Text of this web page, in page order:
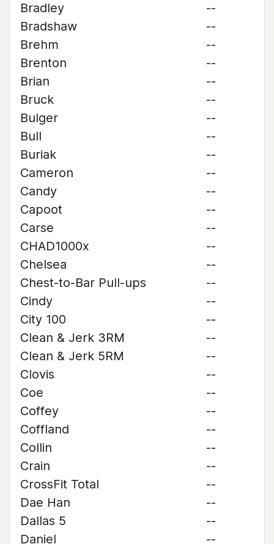
Bradley
--
Bradshaw
--
Brehm
--
Brenton
--
Brian
--
Bruck
--
Bulger
--
Bull
--
Buriak
--
Cameron
--
Candy
--
Capoot
--
Carse
--
CHAD1000x
--
Chelsea
--
Chest-to-Bar Pull-ups
--
Cindy
--
City 100
--
Clean & Jerk 3RM
--
Clean & Jerk 5RM
--
Clovis
--
Coe
--
Coffey
--
Coffland
--
Collin
--
Crain
--
CrossFit Total
--
Dae Han
--
Dallas 5
--
Daniel
--